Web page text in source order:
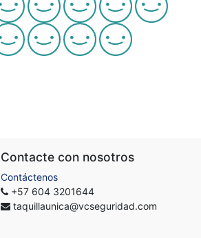
Contacte con nosotros
Contáctenos
+57 604 3201644
taquillaunica@vcseguridad.com